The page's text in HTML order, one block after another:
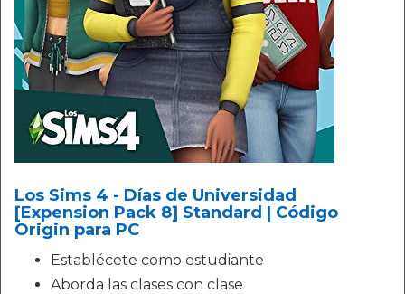
Los Sims 4 - Días de Universidad
[Expension Pack 8] Standard | Código
Origin para PC
Establécete como estudiante
Aborda las clases con clase